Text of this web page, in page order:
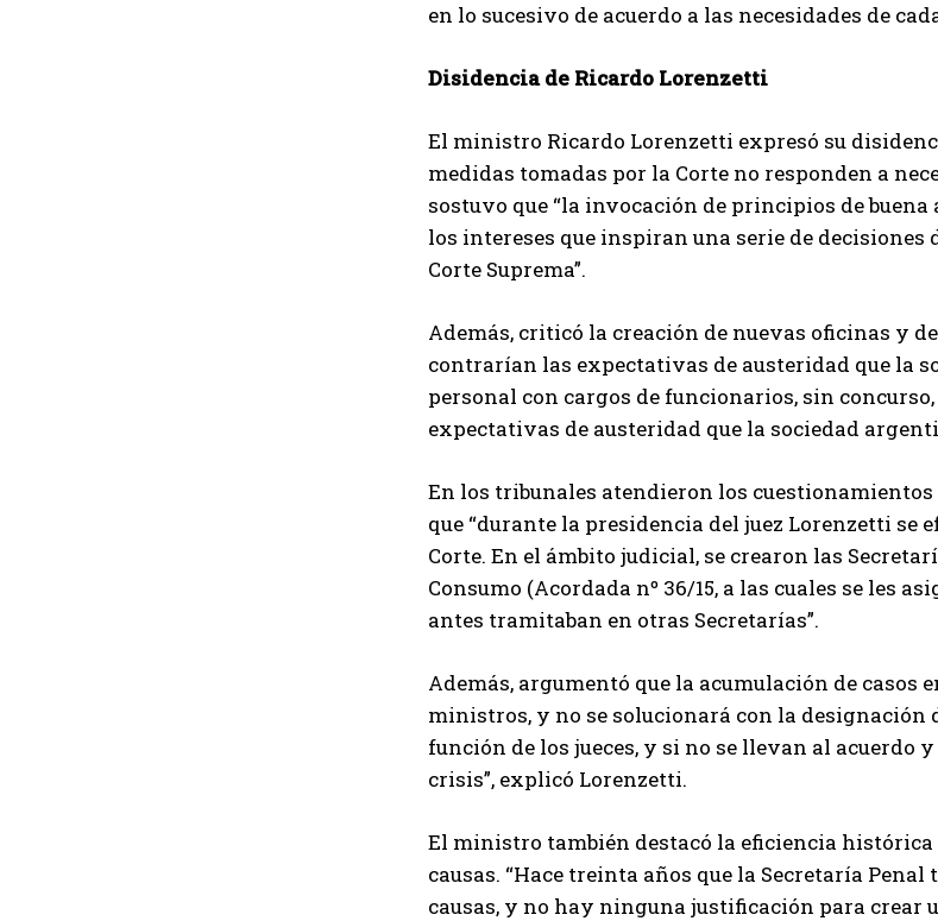
en lo sucesivo de acuerdo a las necesidades de
Disidencia de Ricardo Lorenzetti
El ministro Ricardo Lorenzetti expresó su
medidas tomadas por la Corte no responden a
sostuvo que “la invocación de principios de
los intereses que inspiran una serie de
Corte Suprema”.
Además, criticó la creación de nuevas oficinas y
contrarían las expectativas de austeridad que la
personal con cargos de funcionarios, sin
expectativas de austeridad que la sociedad
En los tribunales atendieron los
que “durante la presidencia del juez Lorenzetti
Corte. En el ámbito judicial, se crearon las
Consumo (Acordada nº 36/15, a las cuales se les
antes tramitaban en otras Secretarías”.
Además, argumentó que la acumulación de casos
ministros, y no se solucionará con la designación
función de los jueces, y si no se llevan al acuerdo
crisis”, explicó Lorenzetti.
El ministro también destacó la eficiencia histórica
causas. “Hace treinta años que la Secretaría
causas, y no hay ninguna justificación para crear